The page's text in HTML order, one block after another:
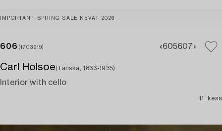
IMPORTANT SPRING SALE KEVÄT 2026
606 (1703919) 605607
Carl Holsoe(Tanska, 1863-1935)
Interior with cello
11. kesä